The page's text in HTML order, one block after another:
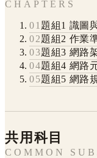
CHAPTERS
01 題組1 識圖
02題組2 作業
03題組3 網路
04題組4 網路
05題組5 網路
共用科目
COMMON